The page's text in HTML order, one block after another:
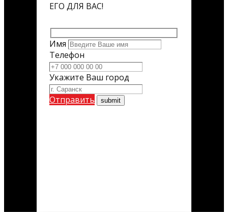
ЕГО ДЛЯ ВАС!
Имя
Телефон
Укажите Ваш город
Отправить